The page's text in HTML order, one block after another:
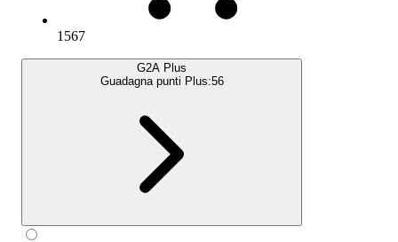
1567
G2A Plus
Guadagna punti Plus:56